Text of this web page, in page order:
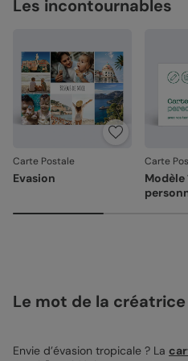
Les incontournables
Carte Postale
Evasion
Carte
Modèle
Le mot de la créatrice
Envie d’évasion tropicale ? La